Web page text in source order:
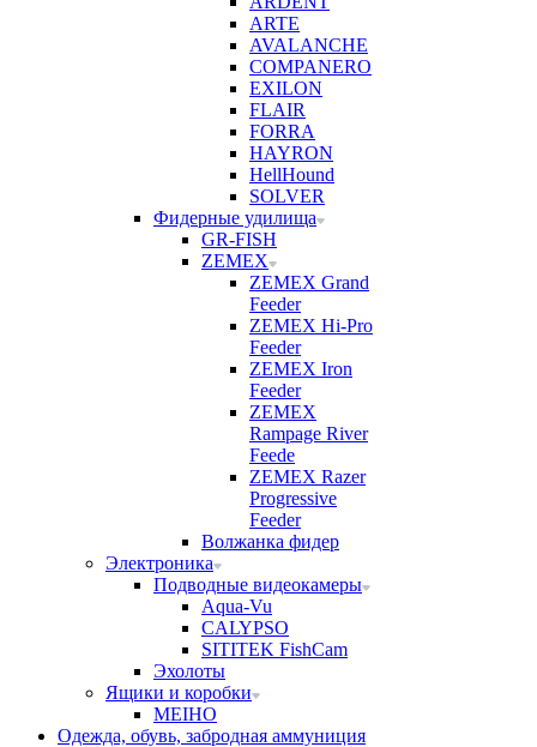
ARTE
AVALANCHE
COMPANERO
EXILON
FLAIR
FORRA
HAYRON
HellHound
SOLVER
Фидерные удилища
GR-FISH
ZEMEX
ZEMEX Grand
Feeder
ZEMEX Hi-Pro
Feeder
ZEMEX Iron
Feeder
ZEMEX
Rampage River
Feede
ZEMEX Razer
Progressive
Feeder
Волжанка фидер
Электроника
Подводные видеокамеры
Aqua-Vu
CALYPSO
SITITEK FishCam
Эхолоты
Ящики и коробки
MEIHO
Одежда, обувь, забродная аммуниция